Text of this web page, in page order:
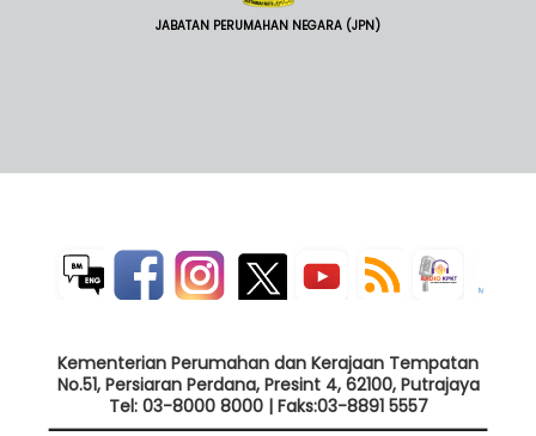
JABATAN PERUMAHAN NEGARA (JPN)
Kementerian Perumahan dan Kerajaan Tempatan
No.51, Persiaran Perdana, Presint 4, 62100, Putrajaya
Tel: 03-8000 8000 | Faks:03-8891 5557